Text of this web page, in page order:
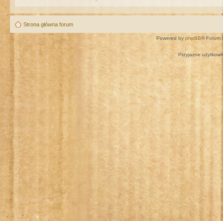
Strona główna forum
Powered by phpBB® Forum
Przyjazne